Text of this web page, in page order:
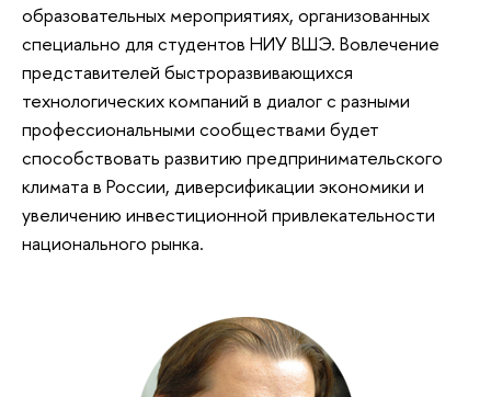
образовательных мероприятиях, организованных
специально для студентов НИУ ВШЭ. Вовлечение
представителей быстроразвивающихся
технологических компаний в диалог с разными
профессиональными сообществами будет
способствовать развитию предпринимательского
климата в России, диверсификации экономики и
увеличению инвестиционной привлекательности
национального рынка.